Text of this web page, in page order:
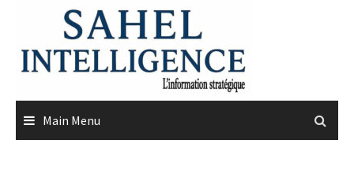
content
Main Menu